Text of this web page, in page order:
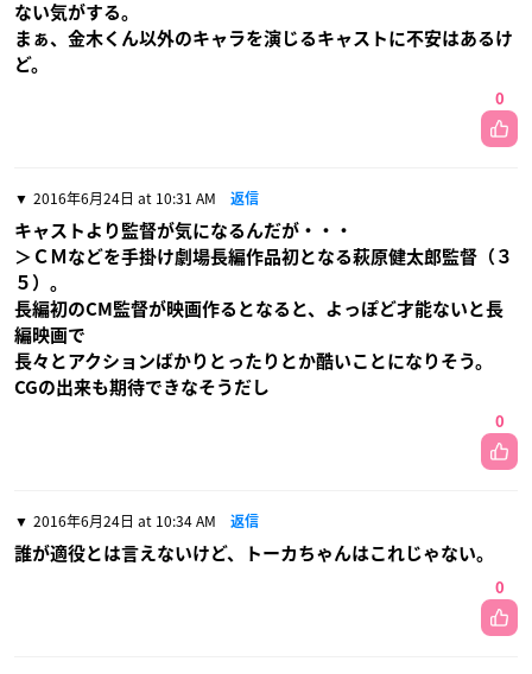
ない気がする。
まぁ、金木くん以外のキャラを演じるキャストに不安はあるけ
ど。
0
2016年6月24日 at 10:31 AM 返信
キャストより監督が気になるんだが・・・
＞ＣＭなどを手掛け劇場長編作品初となる萩原健太郎監督（３
５）。
長編初のCM監督が映画作るとなると、よっぽど才能ないと長
編映画で
長々とアクションばかりとったりとか酷いことになりそう。
CGの出来も期待できなそうだし
0
2016年6月24日 at 10:34 AM 返信
誰が適役とは言えないけど、トーカちゃんはこれじゃない。
0